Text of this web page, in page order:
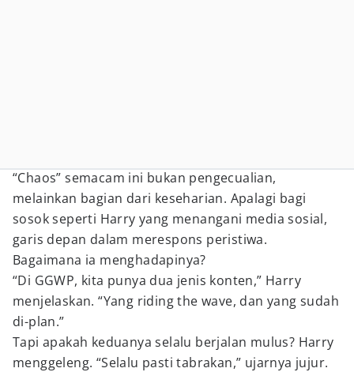
“Chaos” semacam ini bukan pengecualian,
melainkan bagian dari keseharian. Apalagi bagi
sosok seperti Harry yang menangani media sosial,
garis depan dalam merespons peristiwa.
Bagaimana ia menghadapinya?
“Di GGWP, kita punya dua jenis konten,” Harry
menjelaskan. “Yang riding the wave, dan yang sudah
di-plan.”
Tapi apakah keduanya selalu berjalan mulus? Harry
menggeleng. “Selalu pasti tabrakan,” ujarnya jujur.